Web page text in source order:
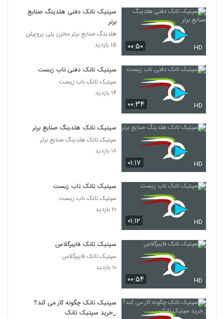
۰۰:۵۰ HD
سپتیک تانک دفنی هلدینگ صنایع
برتر
هلدینگ صنایع برتر مخزن پلی پروپیلن
۱۵ بازدید
۰۰:۳۴ HD
سپتیک تانک دفنی ناب زیست
سپتیک تانک ناب زیست
۱۴ بازدید
۰۱:۱۷ HD
سپتیک تانک هلدینگ صنایع برتر
سپتیک تانک هلدینگ صنایع برتر
۱۸ بازدید
۰۱:۱۲ HD
سپتیک تانک ناب زیست
سپتیک تانک ناب زیست
۲۰ بازدید
۰۰:۵۴ HD
سپتیک تانک فایبرگلاس
سپتیک تانک فایبرگلاس
۱۰ بازدید
سپتیک تانک چگونه کار می کند؟
_خرید سپتیک تانک